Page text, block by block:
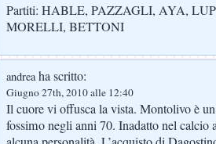
Partiti: HABLE, PAZZAGLI, AYA,
MORELLI, BETTONI
andreaha scritto:
Giugno 27th, 2010 alle 12:40
Il cuore vi offusca la vista. Montolivo è
fossimo negli anni 70. Inadatto nel calcio